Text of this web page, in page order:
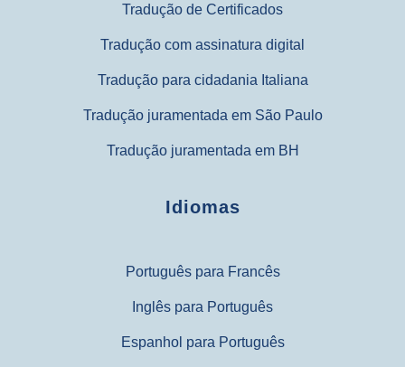
Tradução de Certificados
Tradução com assinatura digital
Tradução para cidadania Italiana
Tradução juramentada em São Paulo
Tradução juramentada em BH
Idiomas
Português para Francês
Inglês para Português
Espanhol para Português